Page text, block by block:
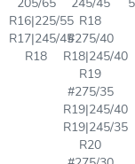
R16|225/55
R17|245/45
R18
R18
#275/40
R18|245/40
R19
#275/35
R19|245/40
R19|245/35
R20